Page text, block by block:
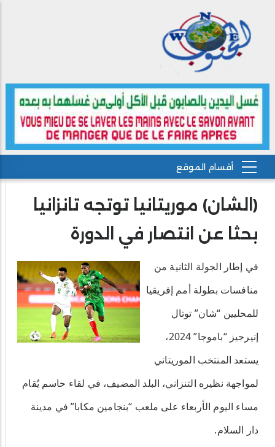
(الشان) موريتانيا توتجه تانزانيا
بحثا عن انتصار في الدورة
في إطار الجولة الثانية من
منافسات بطولة أمم إفريقيا
للمحليين “شان” توتال
إنيرجيز “باموجا” 2024،
يستعد المنتخب الموريتاني
لمواجهة نظيره التنزاني، البلد المضيف، في لقاء حاسم يُقام
مساء اليوم الأربعاء على ملعب “بنجامين مكابا” في مدينة
دار السلام.